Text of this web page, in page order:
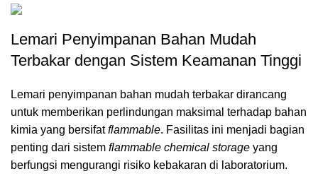
Lemari Penyimpanan Bahan Mudah
Terbakar dengan Sistem Keamanan Tinggi
Lemari penyimpanan bahan mudah terbakar dirancang
untuk memberikan perlindungan maksimal terhadap bahan
kimia yang bersifatflammable. Fasilitas ini menjadi bagian
penting dari sistem flammable chemical storage yang
berfungsi mengurangi risiko kebakaran di laboratorium.